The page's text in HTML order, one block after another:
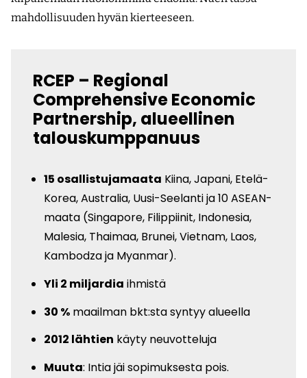
mahdollisuuden hyvän kierteeseen.
RCEP – Regional
Comprehensive Economic
Partnership, alueellinen
talouskumppanuus
15 osallistujamaata Kiina, Japani, Etelä-
Korea, Australia, Uusi-Seelanti ja 10 ASEAN-
maata (Singapore, Filippiinit, Indonesia,
Malesia, Thaimaa, Brunei, Vietnam, Laos,
Kambodza ja Myanmar).
Yli 2 miljardia ihmistä
30 % maailman bkt:sta syntyy alueella
2012 lähtien käyty neuvotteluja
Muuta: Intia jäi sopimuksesta pois.